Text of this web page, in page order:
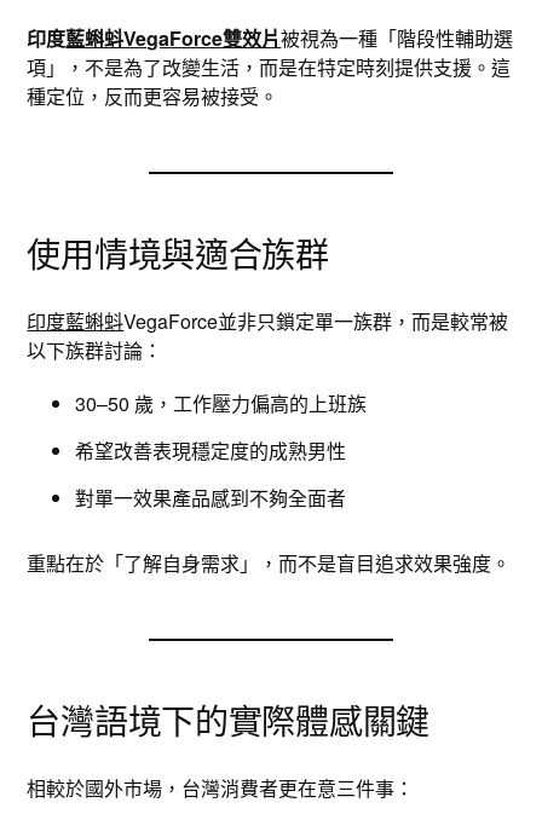
印度藍蝌蚪VegaForce雙效片被視為一種「階段性輔助選
項」，不是為了改變生活，而是在特定時刻提供支援。這
種定位，反而更容易被接受。
使用情境與適合族群
印度藍蝌蚪VegaForce並非只鎖定單一族群，而是較常被
以下族群討論：
30–50 歲，工作壓力偏高的上班族
希望改善表現穩定度的成熟男性
對單一效果產品感到不夠全面者
重點在於「了解自身需求」，而不是盲目追求效果強度。
台灣語境下的實際體感關鍵
相較於國外市場，台灣消費者更在意三件事：